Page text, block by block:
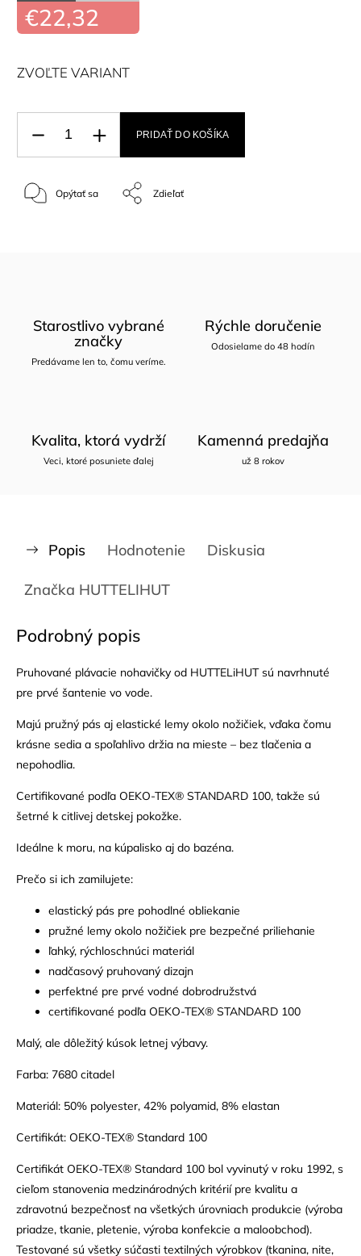
€22,32
ZVOĽTE VARIANT
PRIDAŤ DO KOŠÍKA
Opýtať sa Zdieľať
Starostlivo vybrané
značky
Predávame len to, čomu veríme.
Rýchle doručenie
Odosielame do 48 hodín
Kvalita, ktorá vydrží
Veci, ktoré posuniete ďalej
Kamenná predajňa
už 8 rokov
Popis Hodnotenie Diskusia
Značka HUTTELIHUT
Podrobný popis
Pruhované plávacie nohavičky od HUTTELiHUT sú navrhnuté
pre prvé šantenie vo vode.
Majú pružný pás aj elastické lemy okolo nožičiek, vďaka čomu
krásne sedia a spoľahlivo držia na mieste – bez tlačenia a
nepohodlia.
Certifikované podľa OEKO-TEX® STANDARD 100, takže sú
šetrné k citlivej detskej pokožke.
Ideálne k moru, na kúpalisko aj do bazéna.
Prečo si ich zamilujete:
elastický pás pre pohodlné obliekanie
pružné lemy okolo nožičiek pre bezpečné priliehanie
ľahký, rýchloschnúci materiál
nadčasový pruhovaný dizajn
perfektné pre prvé vodné dobrodružstvá
certifikované podľa OEKO-TEX® STANDARD 100
Malý, ale dôležitý kúsok letnej výbavy.
Farba: 7680 citadel
Materiál: 50% polyester, 42% polyamid, 8% elastan
Certifikát: OEKO-TEX® Standard 100
Certifikát OEKO-TEX® Standard 100 bol vyvinutý v roku 1992, s
cieľom stanovenia medzinárodných kritérií pre kvalitu a
zdravotnú bezpečnosť na všetkých úrovniach produkcie (výroba
priadze, tkanie, pletenie, výroba konfekcie a maloobchod).
Testované sú všetky súčasti textilných výrobkov (tkanina, nite,